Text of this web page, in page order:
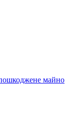
пошкоджене майно